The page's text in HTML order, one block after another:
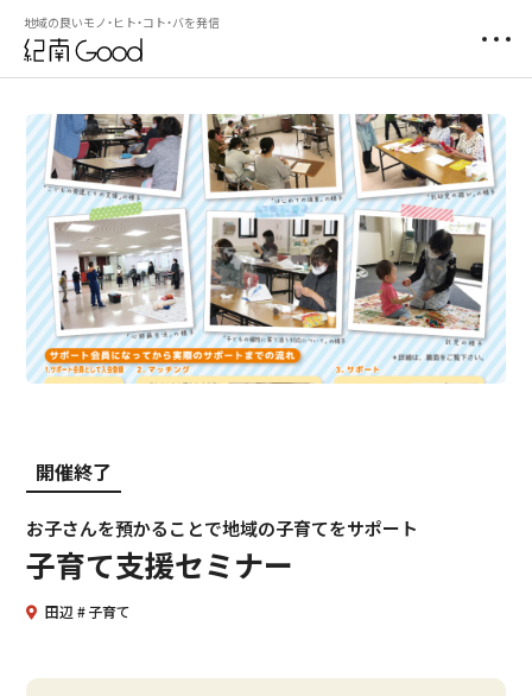
地域の良いモノ・ヒト・コト・バを発信
開催終了
お子さんを預かることで地域の子育てをサポート
子育て支援セミナー
田辺 子育て